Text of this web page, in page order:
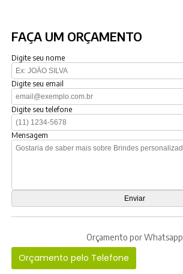
FAÇA UM ORÇAMENTO
Digite seu nome
Digite seu email
Digite seu telefone
Mensagem
Orçamento por Whatsapp
Orçamento pelo Telefone